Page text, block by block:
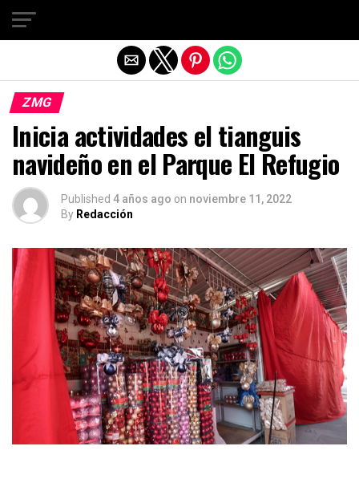
ZMG
Inicia actividades el tianguis
navideño en el Parque El Refugio
Published 4 años ago on noviembre 11, 2022
By Redacción